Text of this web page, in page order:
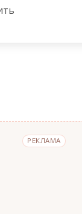
РЕКЛАМА